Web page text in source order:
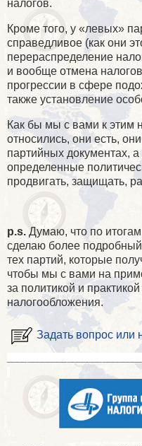
налогов.
Кроме того, у «левых»
справедливое (как они
перераспределение
и вообще отмена
прогрессии в сфере
также установление
Как бы мы с вами к этим
относились, они есть,
партийных документах, а
определенные
продвигать, защищать,
p.s. Думаю, что по
сделаю более
тех партий, которые
чтобы мы с вами на
за политикой и
налогообложения.
Задать вопрос или